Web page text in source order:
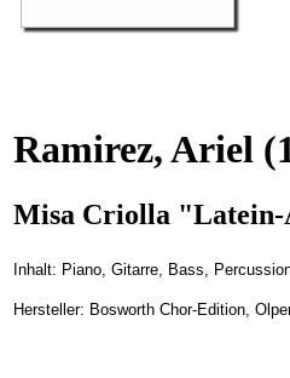
Ramirez, Ariel
Misa Criolla "Latein-
Inhalt: Piano, Gitarre, Bass,
Hersteller: Bosworth Chor-Edition,